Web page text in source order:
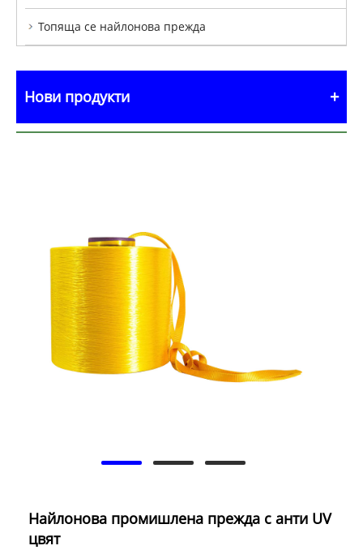
Топяща се найлонова прежда
Нови продукти
Найлонова промишлена прежда с анти UV
цвят